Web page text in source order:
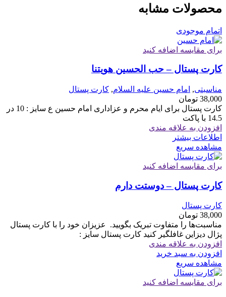
محصولات مشابه
اتمام موجودی
برای مقایسه اضافه کنید
کارت پستال – حب الحسین هویتنا
مناسبتی, امام حسین علیه السلام, کارت پستال
38,000 تومان
کارت پستال برای ایام محرم و عزاداری امام حسین ع سایز : 10 در
14.5 با پاکت
افزودن به علاقه مندی
اطلاعات بیشتر
مشاهده سریع
برای مقایسه اضافه کنید
کارت پستال – دوستت دارم
کارت پستال
38,000 تومان
مناسبت‌ها را متفاوت تبریک بگویید. ‏ ‏عزیزان خود را با کارت پستال
پژال دیزاین غافلگیر کنید کارت پستال سایز :
افزودن به علاقه مندی
افزودن به سبد خرید
مشاهده سریع
برای مقایسه اضافه کنید